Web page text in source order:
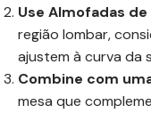
Use Almofadas
região lombar,
ajustem à curva da
Combine com
mesa que